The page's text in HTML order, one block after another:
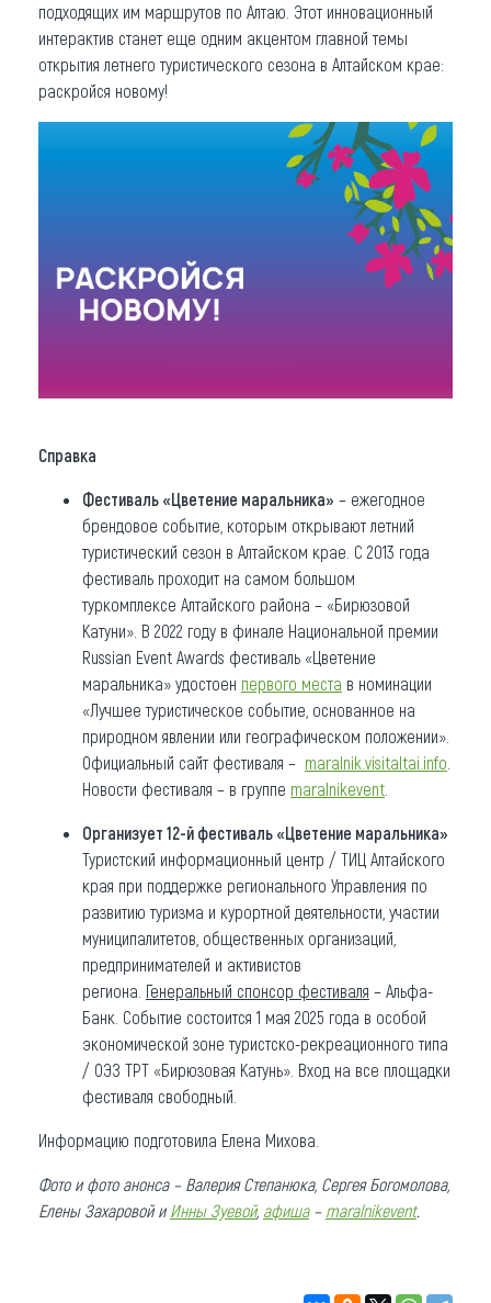
подходящих им маршрутов по Алтаю. Этот инновационный
интерактив станет еще одним акцентом главной темы
открытия летнего туристического сезона в Алтайском крае:
раскройся новому!
Справка
Фестиваль «Цветение маральника» – ежегодное
брендовое событие, которым открывают летний
туристический сезон в Алтайском крае. С 2013 года
фестиваль проходит на самом большом
туркомплексе Алтайского района – «Бирюзовой
Катуни». В 2022 году в финале Национальной премии
Russian Event Awards фестиваль «Цветение
маральника» удостоен первого места в номинации
«Лучшее туристическое событие, основанное на
природном явлении или географическом положении».
Официальный сайт фестиваля – maralnik.visitaltai.info
Новости фестиваля – в группе maralnikevent
Организует 12-й фестиваль «Цветение маральника»
Туристский информационный центр / ТИЦ Алтайского
края при поддержке регионального Управления по
развитию туризма и курортной деятельности, участии
муниципалитетов, общественных организаций,
предпринимателей и активистов
региона. Генеральный спонсор фестиваля – Альфа-
Банк. Событие состоится 1 мая 2025 года в особой
экономической зоне туристско-рекреационного типа
/ ОЭЗ ТРТ «Бирюзовая Катунь». Вход на все площадки
фестиваля свободный.
Информацию подготовила Елена Михова.
Фото и фото анонса – Валерия Степанюка, Сергея Богомолова,
Елены Захаровой и Инны Зуевой, афиша– maralnikevent.